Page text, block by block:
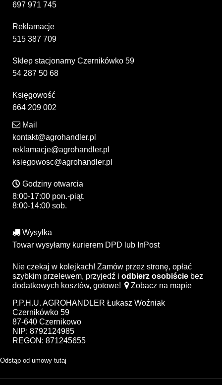
697 971 745
Reklamacje
515 387 709
Sklep stacjonarny Czernikówko 59
54 287 50 68
Księgowość
664 209 002
Mail
kontakt@agrohandler.pl
reklamacje@agrohandler.pl
ksiegowosc@agrohandler.pl
Godziny otwarcia
8:00-17:00 pon.-piąt.
8:00-14:00 sob.
Wysyłka
Towar wysyłamy kurierem DPD lub InPost
Nie czekaj w kolejkach! Zamów przez stronę, opłać
szybkim przelewem, przyjedź i odbierz osobiście bez
dodatkowych kosztów, gotowe!
Zobacz na mapie
P.P.H.U. AGROHANDLER Łukasz Woźniak
Czernikówko 59
87-640 Czernikowo
NIP: 8792124985
REGON: 871245655
Odstąp od umowy tutaj